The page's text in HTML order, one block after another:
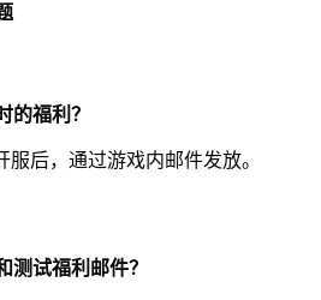
的福利？
服后，通过游戏内邮件发放。
测试福利邮件？